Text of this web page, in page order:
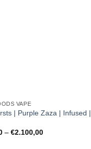
VAPE
| Purple Zaza | Infused |
– €2.100,00Preisspanne: